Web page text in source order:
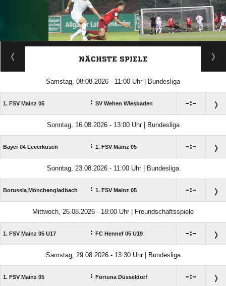
ANZEIGE
NÄCHSTE SPIELE
Samstag, 08.08.2026 - 11:00 Uhr | Bundesliga
1. FSV Mainz 05 : SV Wehen Wiesbaden :
Sonntag, 16.08.2026 - 13:00 Uhr | Bundesliga
Bayer 04 Leverkusen : 1. FSV Mainz 05 :
Sonntag, 23.08.2026 - 11:00 Uhr | Bundesliga
Borussia Mönchengladbach : 1. FSV Mainz 05 :
Mittwoch, 26.08.2026 - 18:00 Uhr | Freundschaftsspiele
1. FSV Mainz 05 U17 : FC Hennef 05 U19 :
Samstag, 29.08.2026 - 13:30 Uhr | Bundesliga
1. FSV Mainz 05 : Fortuna Düsseldorf :